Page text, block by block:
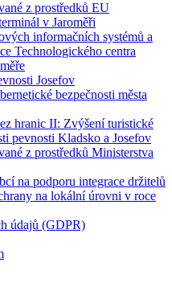
z prostředků EU
v Jaroměři
informačních systémů a
Technologického centra
Josefov
bezpečnosti města
hranic II: Zvýšení turistické
pevnosti Kladsko a Josefov
z prostředků Ministerstva
na podporu integrace držitelů
na lokální úrovni v roce
údajů (GDPR)